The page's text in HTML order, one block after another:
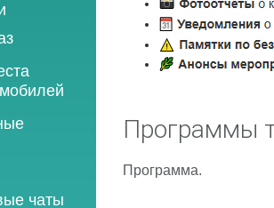
чаты
Программы
Программа.